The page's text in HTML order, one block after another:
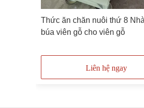
Thức ăn chăn nuôi thứ 8
búa viên gỗ cho viên gỗ
Liên hệ ngay